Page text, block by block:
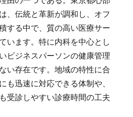
、伝統と革新が調和し、オフ
する中で、質の高い医療サー
います。特に内科を中心とし
ビジネスパーソンの健康管理
い存在です。地域の特性に合
も迅速に対応できる体制や、
受診しやすい診療時間の工夫